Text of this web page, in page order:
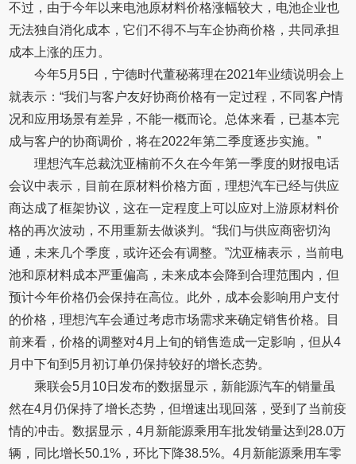
不过，由于今年以来电池原材料价格涨幅较大，电池企业也
无法独自消化成本，它们不得不与车企协商价格，共同承担
成本上涨的压力。
今年5月5日，宁德时代董秘蒋理在2021年业绩说明会上
就表示：“我们与客户友好协商价格有一定过程，不同客户情
况和应用场景有差异，不能一概而论。总体来看，已基本完
成与客户的协商调价，将在2022年第二季度逐步实施。”
理想汽车总裁沈亚楠前不久在今年第一季度的财报电话
会议中表示，目前在原材料价格方面，理想汽车已经与供应
商达成了框架协议，这在一定程度上可以应对上游原材料价
格的再次波动，不用重新去做谈判。“我们与供应商密切沟
通，未来几个季度，或许还会有调整。”沈亚楠表示，当前电
池和原材料成本严重偏高，未来成本会降到合理范围内，但
预计今年价格仍会保持在高位。此外，成本会影响用户支付
的价格，理想汽车会通过考虑市场需求来确定销售价格。目
前来看，价格的调整对4月上旬的销售造成一定影响，但从4
月中下旬到5月初订单仍保持较好的增长态势。
乘联会5月10日发布的数据显示，新能源汽车的销量虽
然在4月仍保持了增长态势，但增速出现回落，受到了当前疫
情的冲击。数据显示，4月新能源乘用车批发销量达到28.0万
辆，同比增长50.1%，环比下降38.5%。4月新能源乘用车零